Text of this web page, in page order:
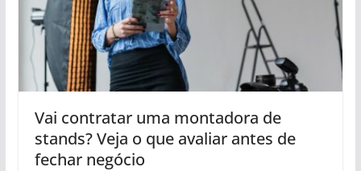
Vai contratar uma montadora de
stands? Veja o que avaliar antes de
fechar negócio